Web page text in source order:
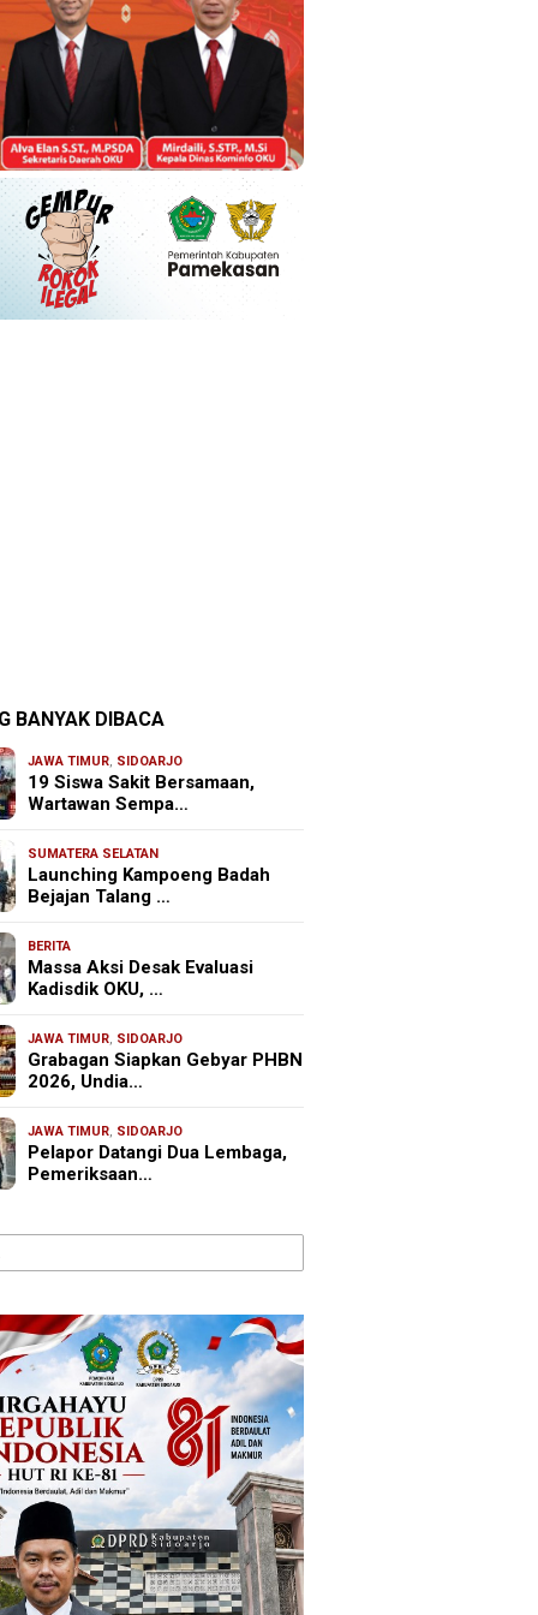
BANYAK DIBACA
JAWA TIMUR, SIDOARJO
19 Siswa Sakit Bersamaan,
Wartawan Sempa…
SUMATERA SELATAN
Launching Kampoeng Badah
Bejajan Talang …
BERITA
Massa Aksi Desak Evaluasi
Kadisdik OKU, …
JAWA TIMUR, SIDOARJO
Grabagan Siapkan Gebyar PHBN
2026, Undia…
JAWA TIMUR, SIDOARJO
Pelapor Datangi Dua Lembaga,
Pemeriksaan…